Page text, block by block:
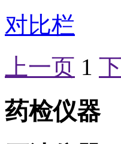
对比栏
上一页 1
药检仪器